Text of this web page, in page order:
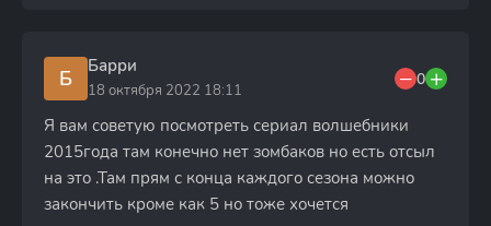
Б Барри
18 октября 2022 18:11
0
Я вам советую посмотреть сериал волшебники
2015года там конечно нет зомбаков но есть отсыл
на это .Там прям с конца каждого сезона можно
закончить кроме как 5 но тоже хочется